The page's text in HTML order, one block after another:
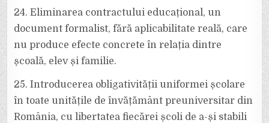
24. Eliminarea contractului educațional, un
document formalist, fără aplicabilitate reală, care
nu produce efecte concrete în relația dintre
școală, elev și familie.
25. Introducerea obligativității uniformei școlare
în toate unitățile de învățământ preuniversitar din
România, cu libertatea fiecărei școli de a-și stabili